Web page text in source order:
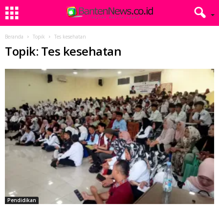
Beranda Topik Tes kesehatan
Topik: Tes kesehatan
Pendidikan